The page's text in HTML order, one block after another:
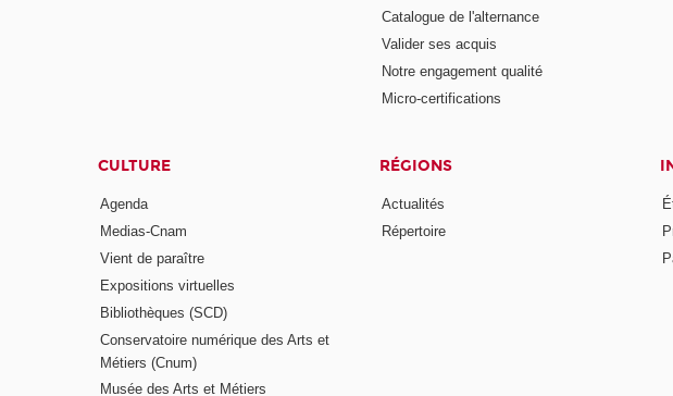
Catalogue de l'alternance
Valider ses acquis
Notre engagement qualité
Micro-certifications
CULTURE
Agenda
Medias-Cnam
Vient de paraître
Expositions virtuelles
Bibliothèques (SCD)
Conservatoire numérique des Arts et
Métiers (Cnum)
Musée des Arts et Métiers
RÉGIONS
Actualités
Répertoire